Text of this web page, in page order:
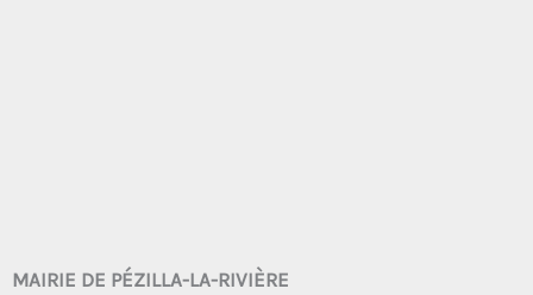
MAIRIE DE PÉZILLA-LA-RIVIÈRE